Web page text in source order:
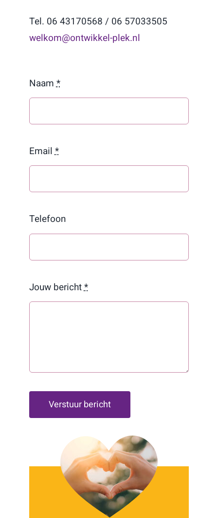
Tel. 06 43170568 / 06 57033505
welkom@ontwikkel-plek.nl
Naam*
Email*
Telefoon
Jouw bericht*
Verstuur bericht